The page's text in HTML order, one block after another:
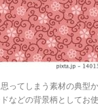
ってしまう素材の典型
などの背景柄としてお